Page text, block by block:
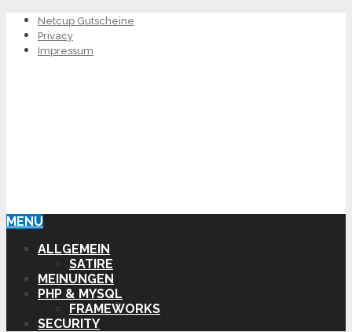
Netcup Gutscheine
Privacy
Impressum
MENU
ALLGEMEIN
SATIRE
MEINUNGEN
PHP & MYSQL
FRAMEWORKS
SECURITY